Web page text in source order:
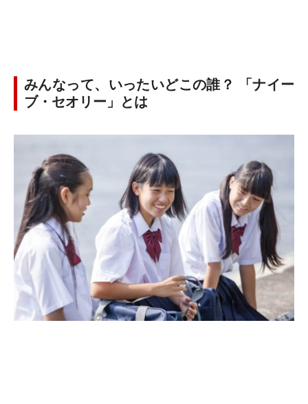
みんなって、いったいどこの誰？ 「ナイー
ブ・セオリー」とは